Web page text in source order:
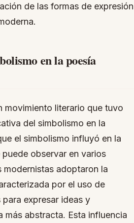
de las formas de expresión
en la poesía
movimiento literario que tuvo
del simbolismo en la
el simbolismo influyó en la
observar en varios
adoptaron la
por el uso de
expresar ideas y
más abstracta. Esta influencia